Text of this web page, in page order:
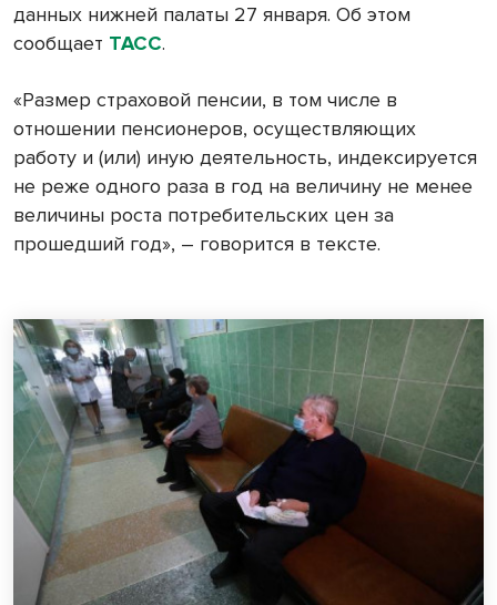
данных нижней палаты 27 января. Об этом
сообщает ТАСС.
«Размер страховой пенсии, в том числе в
отношении пенсионеров, осуществляющих
работу и (или) иную деятельность, индексируется
не реже одного раза в год на величину не менее
величины роста потребительских цен за
прошедший год», – говорится в тексте.